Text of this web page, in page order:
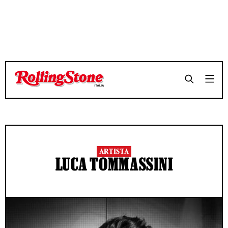
ARTISTA
LUCA TOMMASSINI